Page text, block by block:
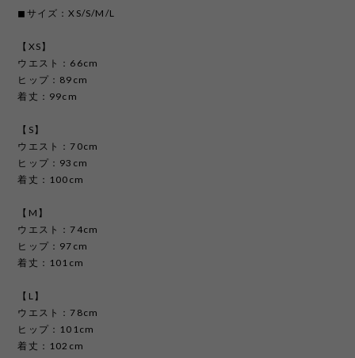
◼︎サイズ：XS/S/M/L
【XS】
ウエスト：66cm
ヒップ：89cm
着丈：99cm
【S】
ウエスト：70cm
ヒップ：93cm
着丈：100cm
【M】
ウエスト：74cm
ヒップ：97cm
着丈：101cm
【L】
ウエスト：78cm
ヒップ：101cm
着丈：102cm